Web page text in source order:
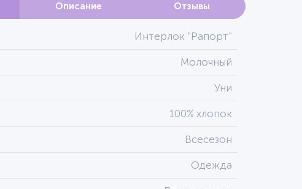
Описание Отзывы
Интерлок "Рапорт"
Молочный
Уни
100% хлопок
Всесезон
Одежда